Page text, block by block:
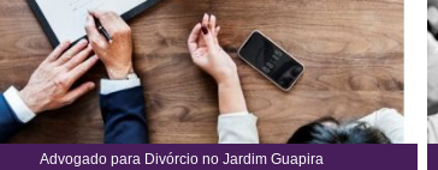
Advogado para Divórcio no Jardim Guapira